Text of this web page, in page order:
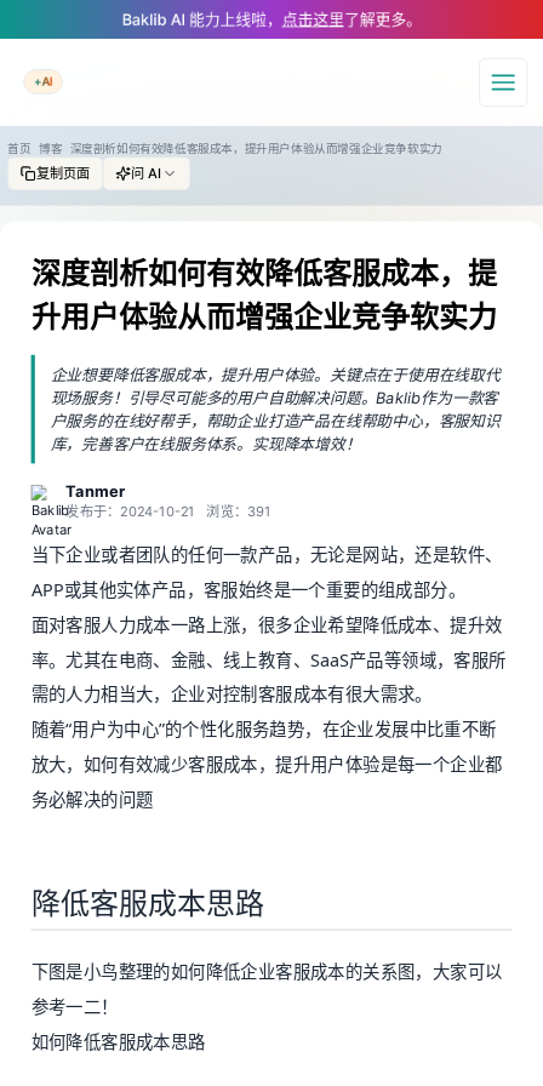
A Markdown version of this page is available at https://
Baklib AI 能力上线啦， 点击这里了解更多。
+AI
导航
首页 博客 深度剖析如何有效降低客服成本，提升用户体验从而增强企业竞争软实力
复制页面 问 AI
深度剖析如何有效降低客服成本，提
升用户体验从而增强企业竞争软实力
企业想要降低客服成本，提升用户体验。关键点在于使用在线取代
现场服务！引导尽可能多的用户自助解决问题。Baklib作为一款客
户服务的在线好帮手，帮助企业打造产品在线帮助中心，客服知识
库，完善客户在线服务体系。实现降本增效！
Tanmer
发布于：2024-10-21 浏览：391
当下企业或者团队的任何一款产品，无论是网站，还是软件、
APP或其他实体产品，客服始终是一个重要的组成部分。
面对客服人力成本一路上涨，很多企业希望降低成本、提升效
率。尤其在电商、金融、线上教育、SaaS产品等领域，客服所
需的人力相当大，企业对控制客服成本有很大需求。
随着“用户为中心”的个性化服务趋势，在企业发展中比重不断
放大，如何有效减少客服成本，提升用户体验是每一个企业都
务必解决的问题
降低客服成本思路
下图是小鸟整理的如何降低企业客服成本的关系图，大家可以
参考一二！
如何降低客服成本思路